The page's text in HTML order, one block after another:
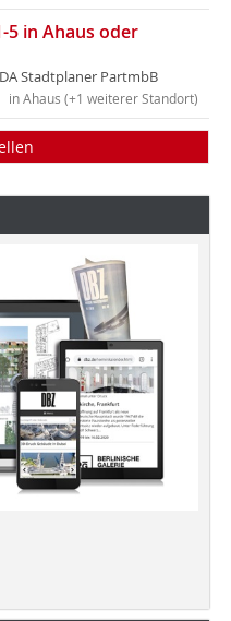
in Ahaus oder
Stadtplaner PartmbB
in Ahaus (+1 weiterer Standort)